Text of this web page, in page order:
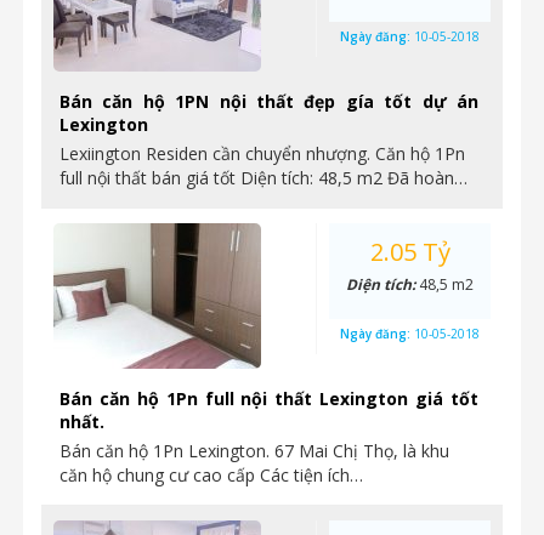
Bán căn hộ 1PN nội thất đẹp gía tốt dự án
Lexington
Lexiington Residen cần chuyển nhượng. Căn hộ 1Pn
full nội thất bán giá tốt Diện tích: 48,5 m2 Đã hoàn…
Ngày đăng: 10-05-2018
Bán căn hộ 1Pn full nội thất Lexington giá tốt
nhất.
Bán căn hộ 1Pn Lexington. 67 Mai Chị Thọ, là khu
căn hộ chung cư cao cấp Các tiện ích…
2.05 Tỷ
Diện tích:48,5 m2
Ngày đăng: 10-05-2018